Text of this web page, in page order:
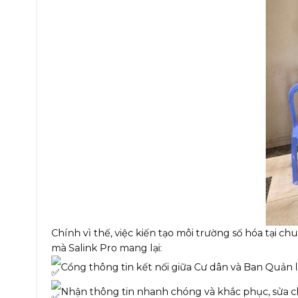
Chính vì thế, việc kiến tạo môi trường số hóa tại
mà Salink Pro mang lại:
Cổng thông tin kết nối giữa Cư dân và Ban Quản
Nhận thông tin nhanh chóng và khắc phục, sửa